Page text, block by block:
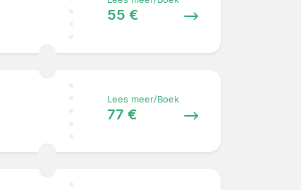
55 €
Lees meer/Boek
77 €